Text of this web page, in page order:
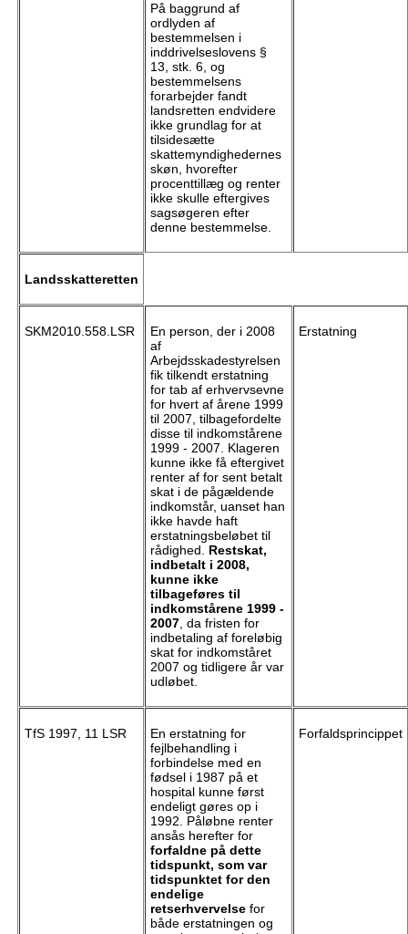
På baggrund af
ordlyden af
bestemmelsen i
inddrivelseslovens §
13, stk. 6, og
bestemmelsens
forarbejder fandt
landsretten endvidere
ikke grundlag for at
tilsidesætte
skattemyndighedernes
skøn, hvorefter
procenttillæg og renter
ikke skulle eftergives
sagsøgeren efter
denne bestemmelse.
Landsskatteretten
SKM2010.558.LSR
En person, der i 2008
af
Arbejdsskadestyrelsen
fik tilkendt erstatning
for tab af erhvervsevne
for hvert af årene 1999
til 2007, tilbagefordelte
disse til indkomstårene
1999 - 2007. Klageren
kunne ikke få eftergivet
renter af for sent betalt
skat i de pågældende
indkomstår, uanset han
ikke havde haft
erstatningsbeløbet til
rådighed. Restskat,
indbetalt i 2008,
kunne ikke
tilbageføres til
indkomstårene 1999 -
2007, da fristen for
indbetaling af foreløbig
skat for indkomståret
2007 og tidligere år var
udløbet.
Erstatning
TfS 1997, 11 LSR
En erstatning for
fejlbehandling i
forbindelse med en
fødsel i 1987 på et
hospital kunne først
endeligt gøres op i
1992. Påløbne renter
ansås herefter for
forfaldne på dette
tidspunkt, som var
tidspunktet for den
endelige
retserhvervelsefor
både erstatningen og
Forfaldsprincippet